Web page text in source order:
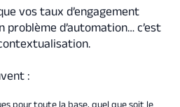
vos taux d’engagement
problème d’automation… c’est
:
pour toute la base, quel que soit le